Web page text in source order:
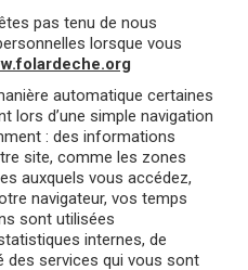
pas tenu de nous
lorsque vous
automatique certaines
lors d’une simple navigation
: des informations
site, comme les zones
auxquels vous accédez,
navigateur, vos temps
sont utilisées
internes, de
des services qui vous sont